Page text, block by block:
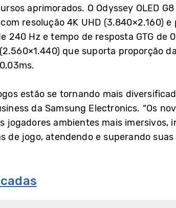
aprimorados. O Odyssey OLED
resolução 4K UHD (3.840×2.160)
240 Hz e tempo de resposta GTG de
que suporta proporção
estão se tornando mais
da Samsung Electronics. “Os
jogadores ambientes mais imersivos,
jogo, atendendo e superando suas